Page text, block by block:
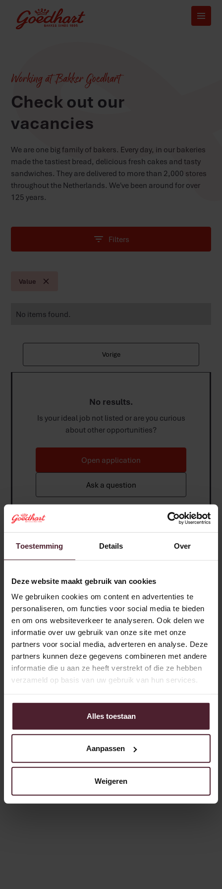
Toestemming Details Over
Deze website maakt gebruik van cookies
We gebruiken cookies om content en advertenties te
personaliseren, om functies voor social media te bieden
en om ons websiteverkeer te analyseren. Ook delen we
informatie over uw gebruik van onze site met onze
partners voor social media, adverteren en analyse. Deze
partners kunnen deze gegevens combineren met andere
informatie die u aan ze heeft verstrekt of die ze hebben
verzameld op basis van uw gebruik van hun services.
Alles toestaan
Aanpassen
Weigeren
Working at Bakker Goedhart
Check out our
vacancies
We are one big family of bakers. Every day, in our bakeries
made the tastiest bread, delicious fresh cakes and tasty
sandwiches. They are delivered to more than 2,000 stores
throughout the Netherlands. We've been around for over
125 years.
Filters
Value
No items found.
Vorige
No results.
Is your ideal job not listed or are you curious
about other opportunities?
Open application
Ask a question